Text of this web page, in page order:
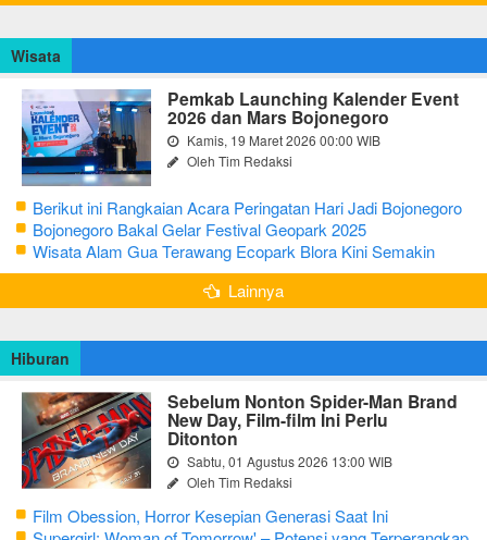
Wisata
Pemkab Launching Kalender Event
2026 dan Mars Bojonegoro
Kamis, 19 Maret 2026 00:00 WIB
Oleh Tim Redaksi
Berikut ini Rangkaian Acara Peringatan Hari Jadi Bojonegoro
Ke-348 Tahun 2025
Bojonegoro Bakal Gelar Festival Geopark 2025
Wisata Alam Gua Terawang Ecopark Blora Kini Semakin
Menarik
Lainnya
Hiburan
Sebelum Nonton Spider-Man Brand
New Day, Film-film Ini Perlu
Ditonton
Sabtu, 01 Agustus 2026 13:00 WIB
Oleh Tim Redaksi
Film Obession, Horror Kesepian Generasi Saat Ini